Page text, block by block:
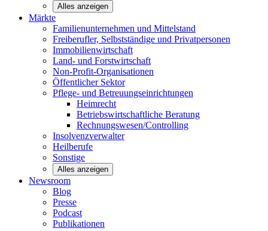
Alles anzeigen
Märkte
Familienunternehmen und Mittelstand
Freiberufler, Selbstständige und Privatpersonen
Immobilienwirtschaft
Land- und Forstwirtschaft
Non-Profit-Organisationen
Öffentlicher Sektor
Pflege- und Betreuungseinrichtungen
Heimrecht
Betriebswirtschaftliche Beratung
Rechnungswesen/Controlling
Insolvenzverwalter
Heilberufe
Sonstige
Alles anzeigen
Newsroom
Blog
Presse
Podcast
Publikationen